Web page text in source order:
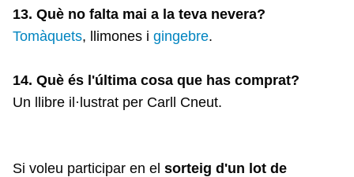
13. Què no falta mai a la teva nevera?
Tomàquets, llimones i gingebre.
14. Què és l'última cosa que has comprat?
Un llibre il·lustrat per Carll Cneut.
Si voleu participar en el sorteig d'un lot de